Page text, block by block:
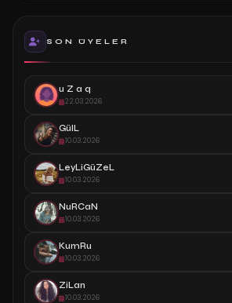
SON ÜYELER
u Z a q
22.03.2026
GülL
10.03.2026
LeyLiGüZeL
10.03.2026
NuRCaN
10.03.2026
KumRu
10.03.2026
ZiLan
10.03.2026